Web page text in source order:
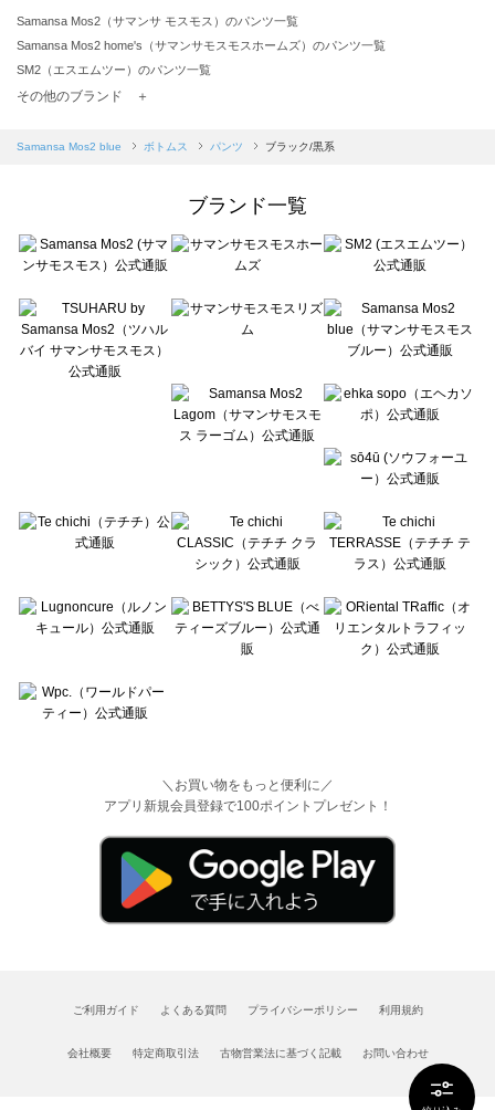
Samansa Mos2（サマンサ モスモス）のパンツ一覧
Samansa Mos2 home's（サマンサモスモスホームズ）のパンツ一覧
SM2（エスエムツー）のパンツ一覧
TSUHARU by Samansa Mos2（ツハルバイサマンサモスモス）のパンツ一覧
Samansa Mos2 blue（サマンサモスモス ブルー）のパンツ一覧
sō4ū（ソウフォーユー）のパンツ一覧
Te chichi（テチチ）のパンツ一覧
Te chichi CLASSIC（テチチ クラシック）のパンツ一覧
Lugnoncure（ルノンキュール）のパンツ一覧
BETTY'S BLUE（べティーズブルー）のパンツ一覧
Wpc.（ワールドパーティー）のパンツ一覧
その他のブランド ＋
Samansa Mos2 blue ボトムス パンツ ブラック/黒系
ブランド一覧
＼お買い物をもっと便利に／
アプリ新規会員登録で100ポイントプレゼント！
ご利用ガイド よくある質問 プライバシーポリシー 利用規約
会社概要 特定商取引法 古物営業法に基づく記載 お問い合わせ